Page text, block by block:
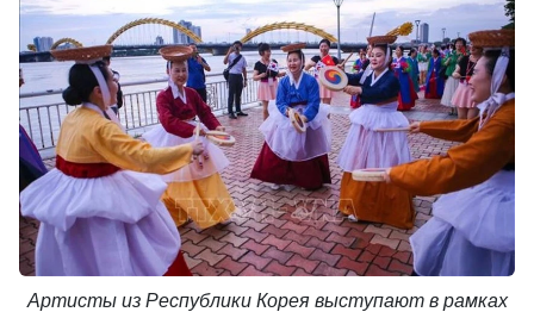
Артисты из Республики Корея выступают в рамках